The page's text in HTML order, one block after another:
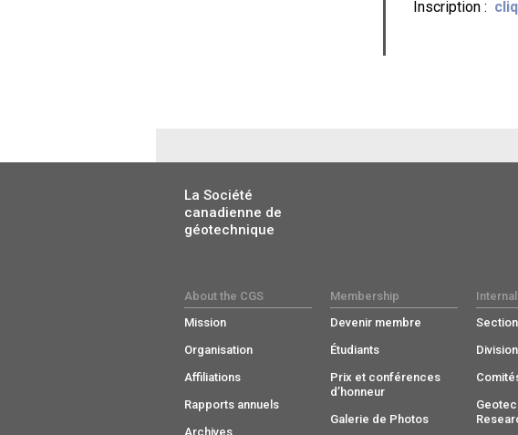
Inscription :
La Société
canadienne de
géotechnique
About the CGS
Mission
Organisation
Affiliations
Rapports annuels
Archives
Membership
Devenir membre
Étudiants
Prix et conférences
d’honneur
Galerie de Photos